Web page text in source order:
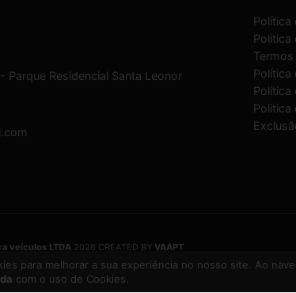
Parque Residencial Santa Leonor
Política
Política
Política
Política
Política
veículos LTDA 2026 CREATED BY VAAPT
veículos LTDA
para melhorar a sua experiência no nosso site. Ao
com o uso de Cookies.